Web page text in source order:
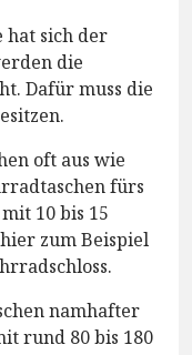
hat sich der
die
Dafür muss die
oft aus wie
fürs
10 bis 15
zum Beispiel
namhafter
rund 80 bis 180